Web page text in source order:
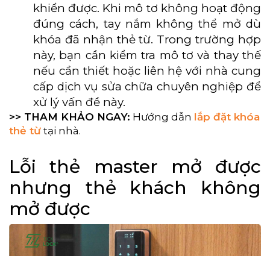
khiển được. Khi mô tơ không hoạt động
đúng cách, tay nắm không thể mở dù
khóa đã nhận thẻ từ. Trong trường hợp
này, bạn cần kiểm tra mô tơ và thay thế
nếu cần thiết hoặc liên hệ với nhà cung
cấp dịch vụ sửa chữa chuyên nghiệp để
xử lý vấn đề này.
>> THAM KHẢO NGAY: Hướng dẫn lắp đặt khóa
thẻ từ tại nhà.
Lỗi thẻ master mở được
nhưng thẻ khách không
mở được